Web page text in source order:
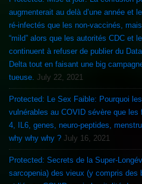
augmenterait au delà d’une année et
ré-infectés que les non-vaccinés,
“mild” alors que les autorités CDC et
continuent à refuser de publier du
Delta tout en faisant une big
tueuse. July 22, 2021
Protected: Le Sex Faible: Pourquoi
vulnérables au COVID sévère que
4, IL6, genes, neuro-peptides,
why why why ? July 16, 2021
Protected: Secrets de la Super-Longévité: La Frailty (faiblesse via
sarcopenia) des vieux (y compris des